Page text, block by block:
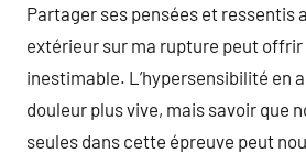
Partager ses pensées et ressentis
extérieur sur ma rupture peut
inestimable. L’hypersensibilité en
douleur plus vive, mais savoir que
seules dans cette épreuve peut